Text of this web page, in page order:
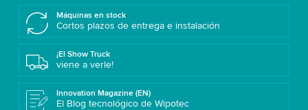
Máquinas en stock
Cortos plazos de entrega e instalación
¡El Show Truck
viene a verle!
Innovation Magazine (EN)
El Blog tecnológico de Wipotec